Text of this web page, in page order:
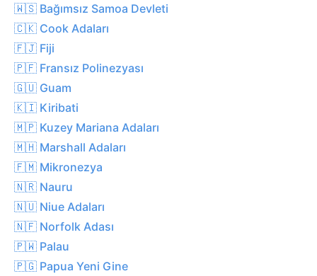
🇼🇸 Bağımsız Samoa Devleti
🇨🇰 Cook Adaları
🇫🇯 Fiji
🇵🇫 Fransız Polinezyası
🇬🇺 Guam
🇰🇮 Kiribati
🇲🇵 Kuzey Mariana Adaları
🇲🇭 Marshall Adaları
🇫🇲 Mikronezya
🇳🇷 Nauru
🇳🇺 Niue Adaları
🇳🇫 Norfolk Adası
🇵🇼 Palau
🇵🇬 Papua Yeni Gine